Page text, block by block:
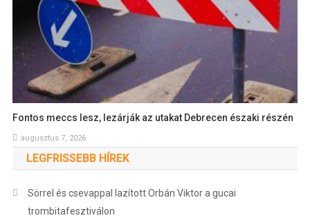
Fontos meccs lesz, lezárják az utakat Debrecen északi részén
augusztus 7, 2026
LEGFRISSEBB HÍREK
Sörrel és csevappal lazított Orbán Viktor a gucai
trombitafesztiválon